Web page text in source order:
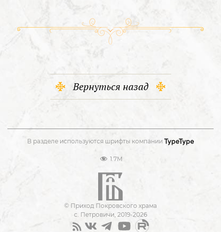
Вернуться назад
В разделе используются шрифты компании
1.7M
© Приход Покровского храма
с. Петровичи, 2019-2026